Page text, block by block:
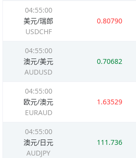
04:55:00
美元/瑞郎
USDCHF
0.80790
04:55:00
澳元/美元
AUDUSD
0.70682
04:55:00
欧元/澳元
EURAUD
1.63529
04:55:00
澳元/日元
AUDJPY
111.736